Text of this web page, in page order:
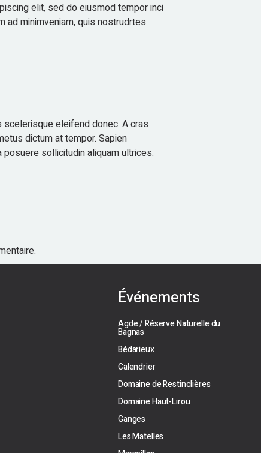
elit, sed do eiusmod tempor inci
ad minimveniam, quis nostrudrtes
eleifend donec. A cras
dictum at tempor. Sapien
sollicitudin aliquam ultrices.
Événements
Agde / Réserve Naturelle du
Bagnas
Bédarieux
Calendrier
Domaine de Restinclières
Domaine Haut-Lirou
Ganges
Les Matelles